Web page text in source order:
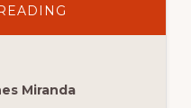
PUENTE
VENECIA
–
Miranda